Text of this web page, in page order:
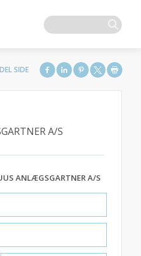
A/S
ANLÆGSGARTNER A/S